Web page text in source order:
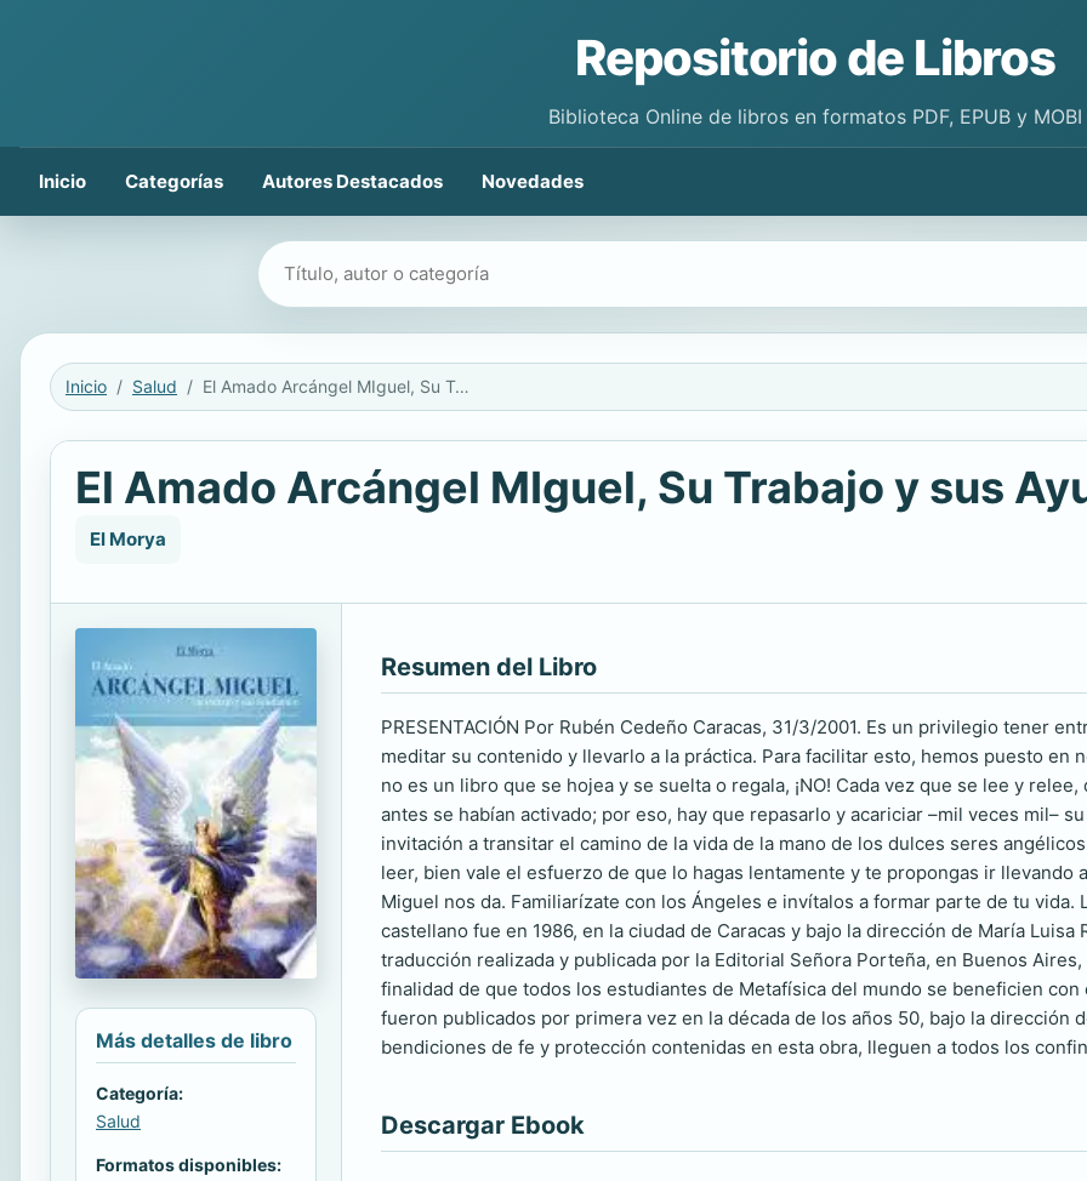
Repositorio de Libros
Biblioteca Online de libros en formatos PDF, EPUB y MOBI
Inicio Categorías Autores Destacados Novedades
Buscar libros
Inicio Salud El Amado Arcángel MIguel, Su Trabajo y sus Ayudantes
El Amado Arcángel MIguel, Su Trabajo y sus
El Morya
Más detalles de libro
Categoría:
Salud
Formatos disponibles:
Resumen del Libro
PRESENTACIÓN Por Rubén Cedeño Caracas, 31/3/2001. Es un privilegio tener
meditar su contenido y llevarlo a la práctica. Para facilitar esto, hemos puesto en
no es un libro que se hojea y se suelta o regala, ¡NO! Cada vez que se lee y
antes se habían activado; por eso, hay que repasarlo y acariciar –mil veces mil–
invitación a transitar el camino de la vida de la mano de los dulces seres
leer, bien vale el esfuerzo de que lo hagas lentamente y te propongas ir llevando
Miguel nos da. Familiarízate con los Ángeles e invítalos a formar parte de tu
castellano fue en 1986, en la ciudad de Caracas y bajo la dirección de María Luisa
traducción realizada y publicada por la Editorial Señora Porteña, en Buenos
finalidad de que todos los estudiantes de Metafísica del mundo se beneficien
fueron publicados por primera vez en la década de los años 50, bajo la dirección
bendiciones de fe y protección contenidas en esta obra, lleguen a todos los
Descargar Ebook